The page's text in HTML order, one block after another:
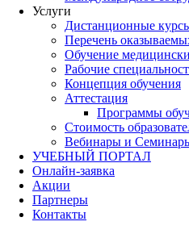
Услуги
Дистанционные
Перечень
Обучение
Рабочие
Концепция обучения
Аттестация
Программы
Стоимость
Вебинары и
УЧЕБНЫЙ ПОРТАЛ
Онлайн-заявка
Акции
Партнеры
Контакты